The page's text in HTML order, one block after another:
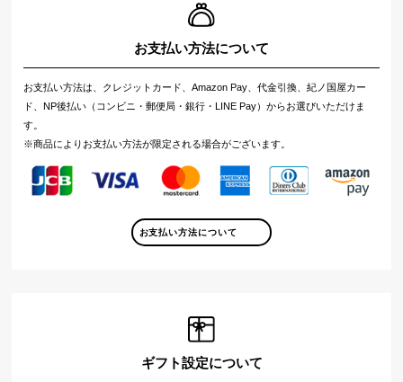
お支払い方法について
お支払い方法は、クレジットカード、Amazon Pay、代金引換、紀ノ国屋カー
ド、NP後払い（コンビニ・郵便局・銀行・LINE Pay）からお選びいただけま
す。
※商品によりお支払い方法が限定される場合がございます。
お支払い方法について
ギフト設定について